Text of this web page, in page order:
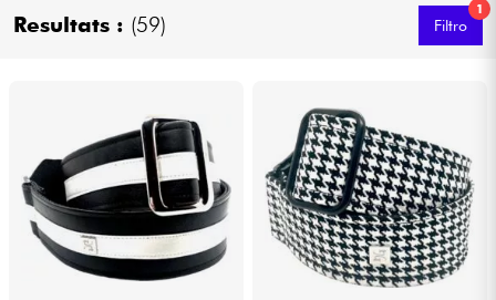
Pianos
Grabación
Auriculares
Micros
Resultats : (59)
1
Filtro